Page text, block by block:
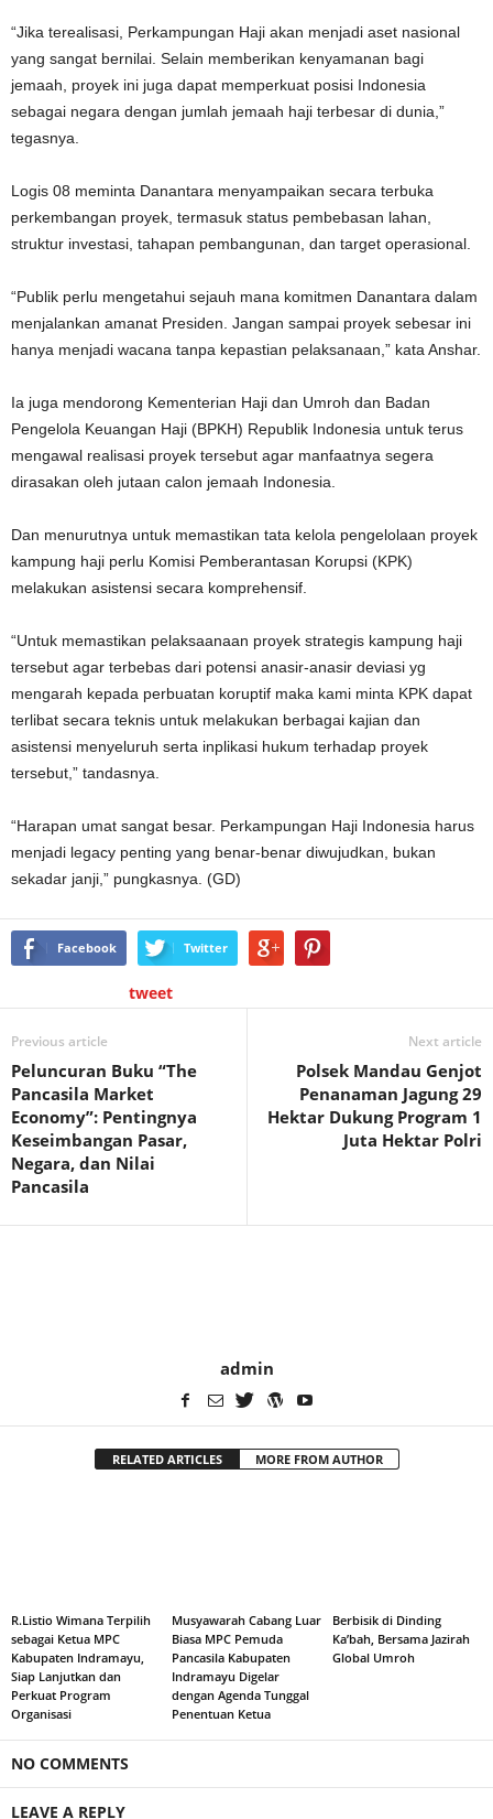
“Jika terealisasi, Perkampungan Haji akan menjadi aset nasional
yang sangat bernilai. Selain memberikan kenyamanan bagi
jemaah, proyek ini juga dapat memperkuat posisi Indonesia
sebagai negara dengan jumlah jemaah haji terbesar di dunia,”
tegasnya.
Logis 08 meminta Danantara menyampaikan secara terbuka
perkembangan proyek, termasuk status pembebasan lahan,
struktur investasi, tahapan pembangunan, dan target operasional.
“Publik perlu mengetahui sejauh mana komitmen Danantara dalam
menjalankan amanat Presiden. Jangan sampai proyek sebesar ini
hanya menjadi wacana tanpa kepastian pelaksanaan,” kata Anshar.
Ia juga mendorong Kementerian Haji dan Umroh dan Badan
Pengelola Keuangan Haji (BPKH) Republik Indonesia untuk terus
mengawal realisasi proyek tersebut agar manfaatnya segera
dirasakan oleh jutaan calon jemaah Indonesia.
Dan menurutnya untuk memastikan tata kelola pengelolaan proyek
kampung haji perlu Komisi Pemberantasan Korupsi (KPK)
melakukan asistensi secara komprehensif.
“Untuk memastikan pelaksaanaan proyek strategis kampung haji
tersebut agar terbebas dari potensi anasir-anasir deviasi yg
mengarah kepada perbuatan koruptif maka kami minta KPK dapat
terlibat secara teknis untuk melakukan berbagai kajian dan
asistensi menyeluruh serta inplikasi hukum terhadap proyek
tersebut,” tandasnya.
“Harapan umat sangat besar. Perkampungan Haji Indonesia harus
menjadi legacy penting yang benar-benar diwujudkan, bukan
sekadar janji,” pungkasnya. (GD)
Facebook Twitter
tweet
Previous article
Peluncuran Buku “The
Pancasila Market
Economy”: Pentingnya
Keseimbangan Pasar,
Negara, dan Nilai
Pancasila
Next article
Polsek Mandau Genjot
Penanaman Jagung 29
Hektar Dukung Program 1
Juta Hektar Polri
admin
RELATED ARTICLES MORE FROM AUTHOR
R.Listio Wimana Terpilih
sebagai Ketua MPC
Kabupaten Indramayu,
Siap Lanjutkan dan
Perkuat Program
Organisasi
Musyawarah Cabang Luar
Biasa MPC Pemuda
Pancasila Kabupaten
Indramayu Digelar
dengan Agenda Tunggal
Penentuan Ketua
Berbisik di Dinding
Ka’bah, Bersama Jazirah
Global Umroh
NO COMMENTS
LEAVE A REPLY